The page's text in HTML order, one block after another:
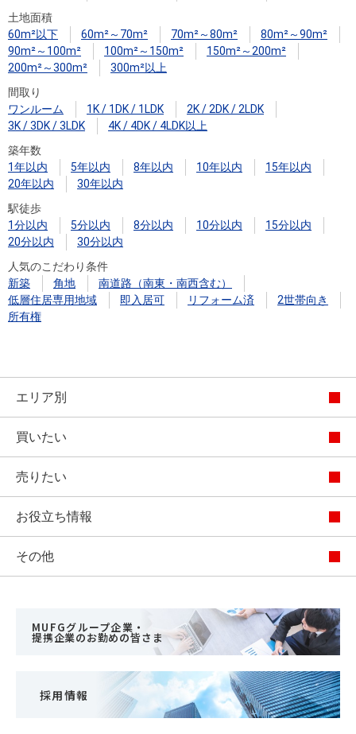
土地面積
60m²以下
60m²～70m² 70m²～80m²
80m²～90m²
90m²～100m²
100m²～150m²
150m²～200m²
200m²～300m²
300m²以上
間取り
ワンルーム
1K / 1DK / 1LDK
2K / 2DK / 2LDK
3K / 3DK / 3LDK
4K / 4DK / 4LDK以上
築年数
1年以内
5年以内 8年以内 10年以内
15年以内
20年以内
30年以内
駅徒歩
1分以内
5分以内 8分以内 10分以内
15分以内
20分以内
30分以内
人気のこだわり条件
新築
角地
南道路（南東・南西含む）
低層住居専用地域
即入居可 リフォーム済
2世帯向き
所有権
エリア別
買いたい
売りたい
お役立ち情報
その他
MUFGグループ企業・
提携企業のお勤めの皆さま
採用情報